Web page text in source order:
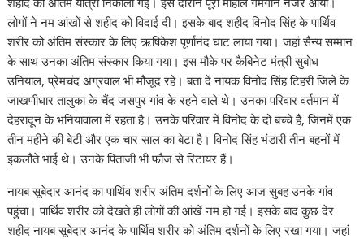
लोगों ने नम आंखों से शहीद को विदाई दी। इसके बाद शहीद विनोद सिंह के पार्थिव
शरीर को अंतिम संस्कार के लिए ऋषिकेश पूर्णानंद घाट लाया गया। जहां सैन्य सम्मान
के साथ उनका अंतिम संस्कार किया गया। इस मौके पर कैबिनेट मंत्री सुबोध
उनियाल, प्रेमचंद अग्रवाल भी मौजूद रहे। बता दें नायक विनोद सिंह टिहरी जिले के
जाखणीधार तालुका के चैंद जसपुर गांव के रहने वाले थे। उनका परिवार वर्तमान में
देहरादून के भनियावाला में रहता है। उनके परिवार में विनोद के दो बच्चे हैं, जिनमें एक
तीन महीने की बेटी और एक चार साल का बेटा है। विनोद सिंह भंडारी तीन बहनों में
इकलौते भाई थे। उनके पिताजी भी फौज से रिटायर हैं।
नायब सूबेदार आनंद का पार्थिव शरीर अंतिम दर्शनों के लिए आज सुबह उनके गांव
पहुंचा। पार्थिव शरीर को देखते ही लोगों की आंखें नम हो गई। इसके बाद कुछ देर
शहीद नायब सूबेदार आनंद के पार्थिव शरीर को अंतिम दर्शनों के लिए रखा गया। जहां